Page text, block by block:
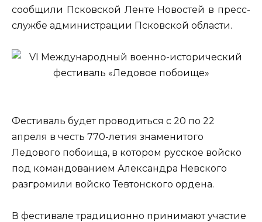
сообщили Псковской Ленте Новостей в пресс-
службе администрации Псковской области.
Фестиваль будет проводиться с 20 по 22
апреля в честь 770-летия знаменитого
Ледового побоища, в котором русское войско
под командованием Александра Невского
разгромили войско Тевтонского ордена.
В фестивале традиционно принимают участие